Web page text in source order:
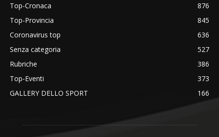
Top-Cronaca
876
Top-Provincia
845
Coronavirus top
636
Senza categoria
527
Rubriche
386
Top-Eventi
373
GALLERY DELLO SPORT
166